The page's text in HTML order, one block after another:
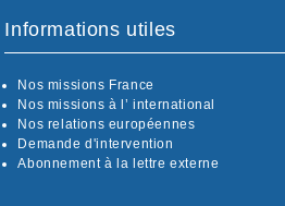
Informations utiles
Nos missions France
Nos missions à l’ international
Nos relations européennes
Demande d'intervention
Abonnement à la lettre externe